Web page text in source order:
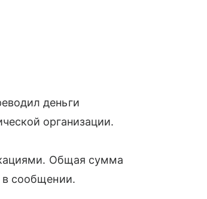
деньги
организации.
Общая сумма
в сообщении.